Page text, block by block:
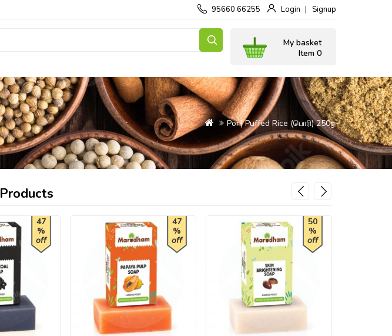
95660 66255 Login Signup
My basket
Item 0
Pori| Puffed Rice (பொரி) 250g
47
%
off
47
%
off
50
%
off